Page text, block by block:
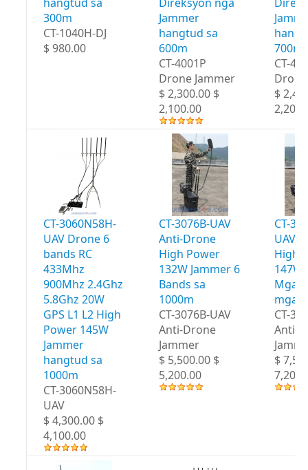
300m
CT-1040H-DJ
$ 980.00
Jammer
hangtud sa
600m
CT-4001P
Drone Jammer
$ 2,300.00 $
2,100.00
700m
CT-
$
CT-3060N58H-
UAV Drone 6
bands RC
433Mhz
900Mhz 2.4Ghz
5.8Ghz 20W
GPS L1 L2 High
Power 145W
Jammer
hangtud sa
1000m
CT-3060N58H-
UAV
$ 4,300.00 $
4,100.00
CT-3076B-UAV
Anti-Drone
High Power
132W Jammer 6
Bands sa
1000m
CT-3076B-UAV
Anti-Drone
Jammer
$ 5,500.00 $
5,200.00
CT-
UAV
High
147W
Mga
mga
CT-
Anti-
$